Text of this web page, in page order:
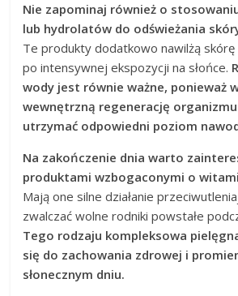
Nie zapominaj również o
lub hydrolatów do odświeżania
Te produkty dodatkowo nawilżą skórę
po intensywnej ekspozycji na słońce.
wody jest równie ważne, ponieważ
wewnętrzną regenerację
utrzymać odpowiedni poziom
Na zakończenie dnia warto
produktami wzbogaconymi o
Mają one silne działanie
zwalczać wolne rodniki powstałe
Tego rodzaju kompleksowa
się do zachowania zdrowej i
słonecznym dniu.